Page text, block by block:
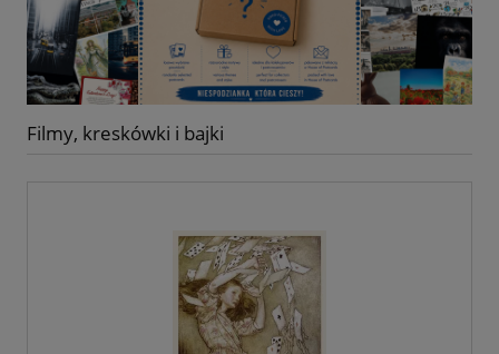
Filmy, kreskówki i bajki